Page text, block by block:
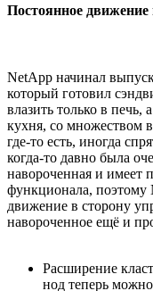
Постоянное
NetApp начинал
который готовил
влазить только в печь,
кухня, со множеством
где-то есть, иногда
когда-то давно была
навороченная и имеет
функционала, поэтому
движение в сторону
навороченное ещё и
Расширение
нод теперь